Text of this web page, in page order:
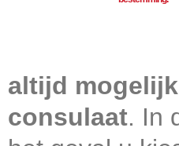
altijd
consulaat. In